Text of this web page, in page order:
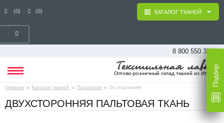
(0) (0)
8 800 550 37 16
Оптово-розничный склад тканей из Италии
Главная » Каталог тканей » Пальтовая » 2х сторонняя
КАТАЛОГ ТКАНЕЙ
ДВУХСТОРОННЯЯ ПАЛЬТОВАЯ ТКАНЬ
Подбор